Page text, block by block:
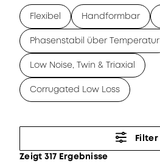
Flexibel Handformbar
Phasenstabil über Temperatur
Low Noise, Twin & Triaxial
Corrugated Low Loss
Filter
Zeigt 317 Ergebnisse